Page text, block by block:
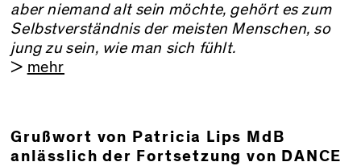
aber niemand alt sein möchte, gehört es zum
Selbstverständnis der meisten Menschen, so
jung zu sein, wie man sich fühlt.
> mehr
Grußwort von Patricia Lips MdB
anlässlich der Fortsetzung von DANCE